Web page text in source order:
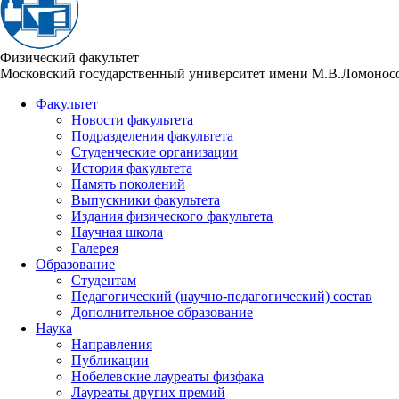
Физический факультет
Московский государственный университет имени
Факультет
Новости факультета
Подразделения факультета
Студенческие организации
История факультета
Память поколений
Выпускники факультета
Издания физического факультета
Научная школа
Галерея
Образование
Студентам
Педагогический (научно-педагогический) состав
Дополнительное образование
Наука
Направления
Публикации
Нобелевские лауреаты физфака
Лауреаты других премий